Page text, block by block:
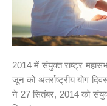
2014 में संयुक्त राष्ट्र
जून को अंतर्राष्ट्रीय योग
ने 27 सितंबर, 2014 को